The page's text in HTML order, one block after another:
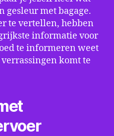
gesleur met bagage.
te vertellen, hebben
informatie voor
te informeren weet
komt te